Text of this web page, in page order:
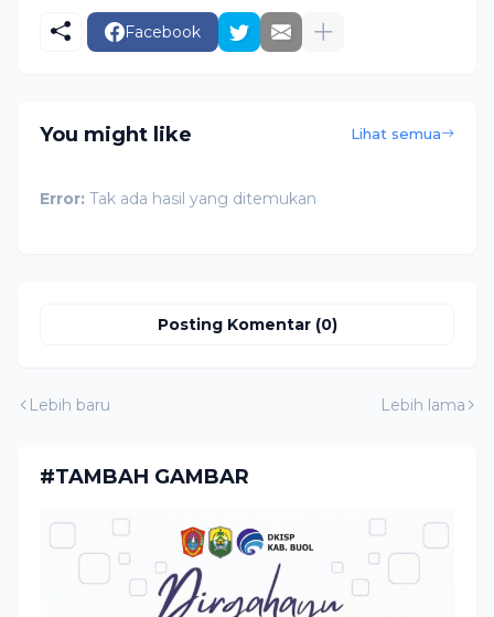
Facebook
You might like Lihat semua
Error: Tak ada hasil yang ditemukan
Posting Komentar (0)
Lebih baru Lebih lama
#TAMBAH GAMBAR